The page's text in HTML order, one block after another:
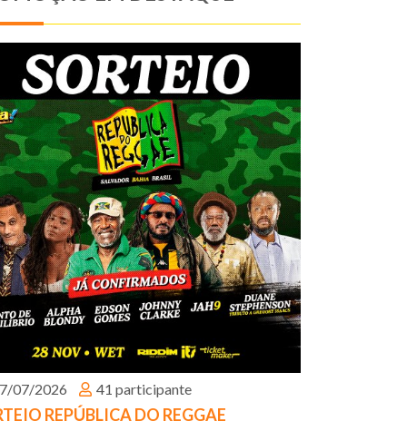
07/2026 41 participante
REPÚBLICA DO REGGAE